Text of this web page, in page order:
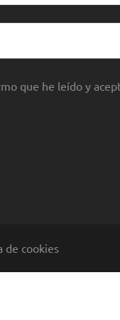
que he leído y
de cookies